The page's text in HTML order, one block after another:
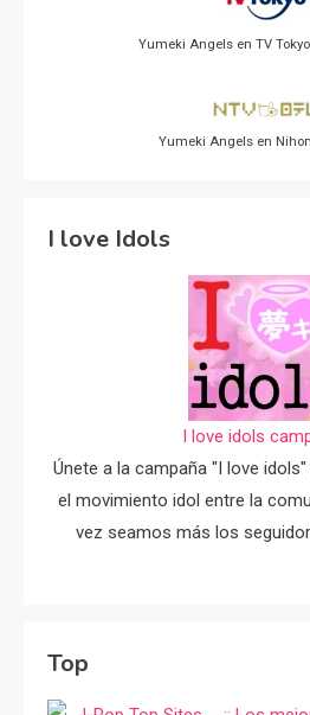
Yumeki Angels en TV
Yumeki Angels en
I love Idols
I love idols
Únete a la campaña "I love
el movimiento idol entre la
vez seamos más los
Top